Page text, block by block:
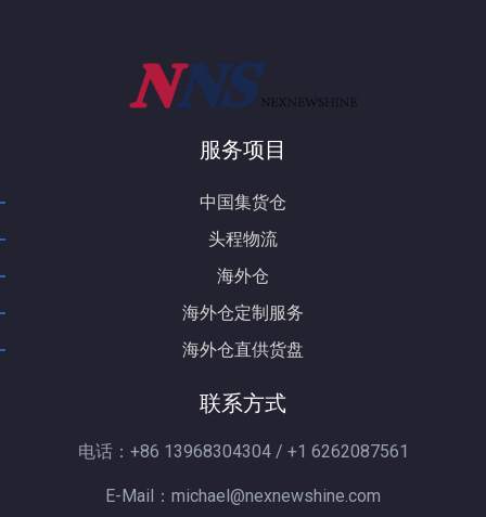
服务项目
- 中国集货仓
- 头程物流
- 海外仓
- 海外仓定制服务
- 海外仓直供货盘
联系方式
电话：+86 13968304304 / +1 6262087561
E-Mail：michael@nexnewshine.com